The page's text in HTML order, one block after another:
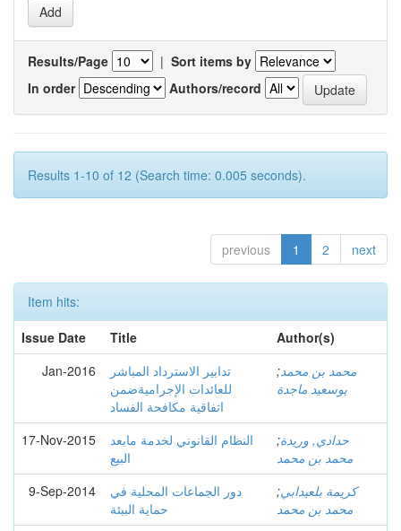
Results/Page | Sort items by
In order
Authors/record
Results 1-10 of 12 (Search time: 0.005 seconds).
previous 1 2 next
Item hits:
Issue Date
Title
Author(s)
Jan-2016
تدابير الاسترداد المباشر
للعائدات الإجراميةضمن
اتفاقية مكافحة الفساد
محمد بن محمد;
بوسعيد ماجدة
17-Nov-2015
النظام القانوني لخدمة مابعد
البيع
حدادي, وريدة;
محمد بن محمد
9-Sep-2014
دور الجماعات المحلية في
حماية البيئة
كريمة بلعيدابي;
محمد بن محمد